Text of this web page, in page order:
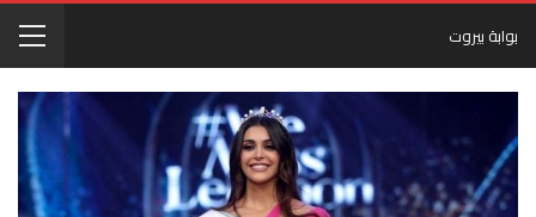
بوابة بيروت